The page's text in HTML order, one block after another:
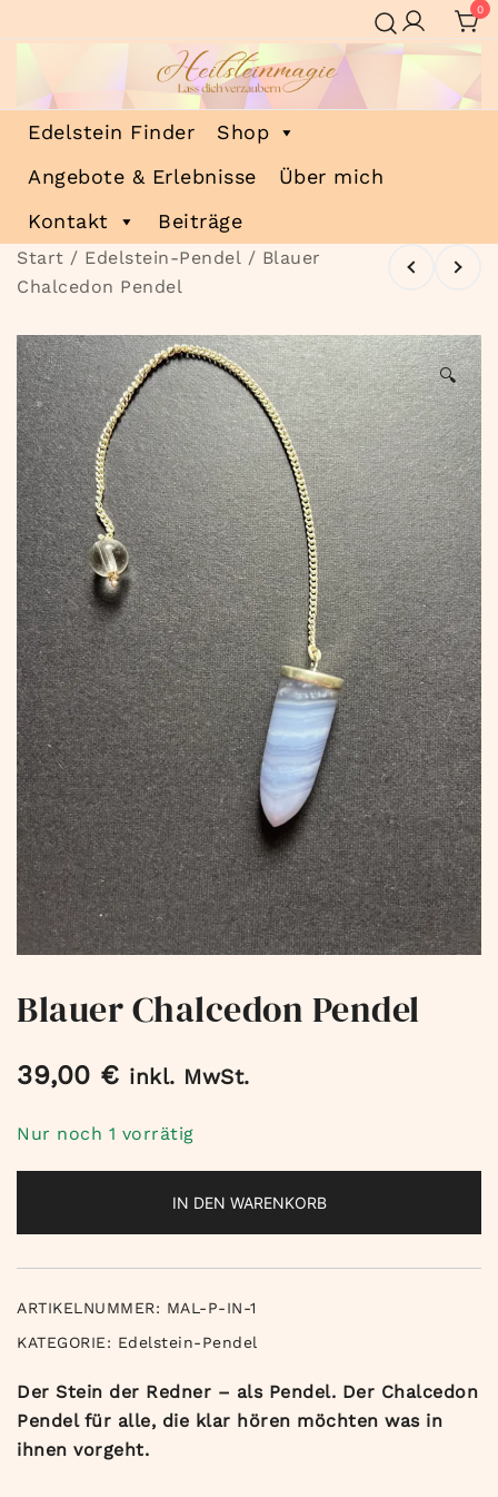
Inhalt
0
Heilsteinmagie
Lass dich verzaubern
Edelstein Finder
Shop
Angebote & Erlebnisse
Über mich
Kontakt
Beiträge
Start / Edelstein-Pendel / Blauer
Chalcedon Pendel
🔍
Blauer Chalcedon Pendel
39,00 € inkl. MwSt.
Nur noch 1 vorrätig
IN DEN WARENKORB
ARTIKELNUMMER: MAL-P-IN-1
KATEGORIE: Edelstein-Pendel
Der Stein der Redner – als Pendel. Der Chalcedon
Pendel für alle, die klar hören möchten was in
ihnen vorgeht.